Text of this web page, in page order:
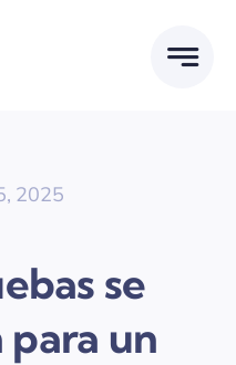
2025
se
para un